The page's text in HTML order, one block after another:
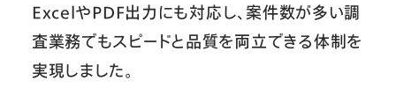
ExcelやPDF出力にも対応し、案件数が多い調
査業務でもスピードと品質を両立できる体制を
実現しました。